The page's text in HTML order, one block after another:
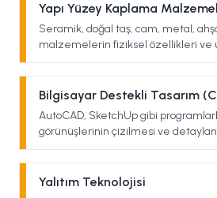
Yapı Yüzey Kaplama
Seramik, doğal taş, cam, metal,
malzemelerin fiziksel özellikleri ve
Bilgisayar Destekli Tasarım
AutoCAD, SketchUp gibi
görünüşlerinin çizilmesi ve
Yalıtım Teknolojisi